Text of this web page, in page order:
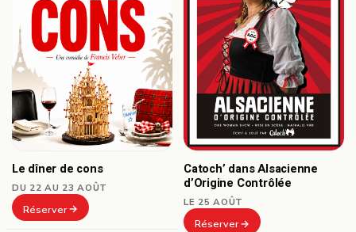
Le dîner de cons
DU 22 AU 23 AOÛT
Réserver
Catoch’ dans Alsacienne
d’Origine Contrôlée
LE 25 AOÛT
Réserver